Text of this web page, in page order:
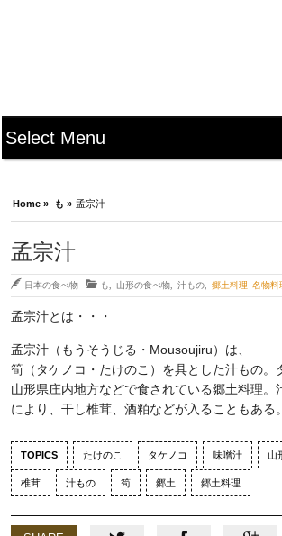
Home » も » 孟宗汁
孟宗汁
日本の食べ物 も 山形の食べ物 汁もの 郷土料理 名物料
孟宗汁とは・・・
孟宗汁（もうそうじる・Mousoujiru）は、
筍（タケノコ・たけのこ）を具とした汁もの。
山形県庄内地方などで食されている郷土料理。
により、干し椎茸、酒粕などが入ることもある。
TOPICS たけのこ タケノコ 味噌汁 山
椎茸 汁もの 筍 郷土 郷土料理